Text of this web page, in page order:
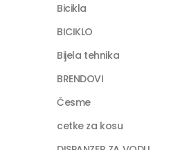
Bicikla
BICIKLO
Bijela tehnika
BRENDOVI
Česme
cetke za kosu